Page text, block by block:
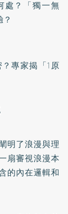
處？「獨一無
專家揭「1原
明了浪漫與理
扇審視浪漫本
的內在邏輯和